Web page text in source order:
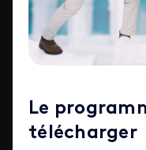
Le
télécharger